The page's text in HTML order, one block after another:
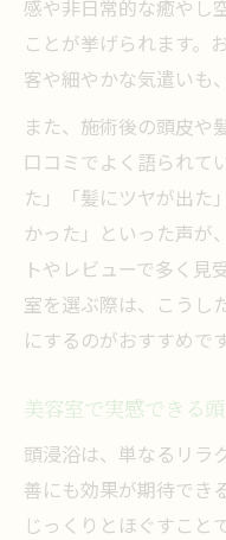
感や非日常的な癒やし
ことが挙げられます。
客や細やかな気遣いも
また、施術後の頭皮や
口コミでよく語られて
た」「髪にツヤが出た
かった」といった声が
トやレビューで多く見
室を選ぶ際は、こうし
にするのがおすすめです
美容室で実感できる
頭浸浴は、単なるリラ
善にも効果が期待でき
じっくりとほぐすこと